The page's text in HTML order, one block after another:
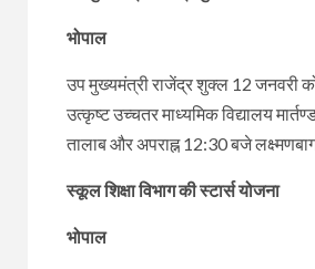
भोपाल
उप मुख्यमंत्री राजेंद्र शुक्ल 12 जनवरी
उत्कृष्ट उच्चतर माध्यमिक विद्यालय
तालाब और अपराह्न 12:30 बजे
स्कूल शिक्षा विभाग की स्टार्स योजना
भोपाल